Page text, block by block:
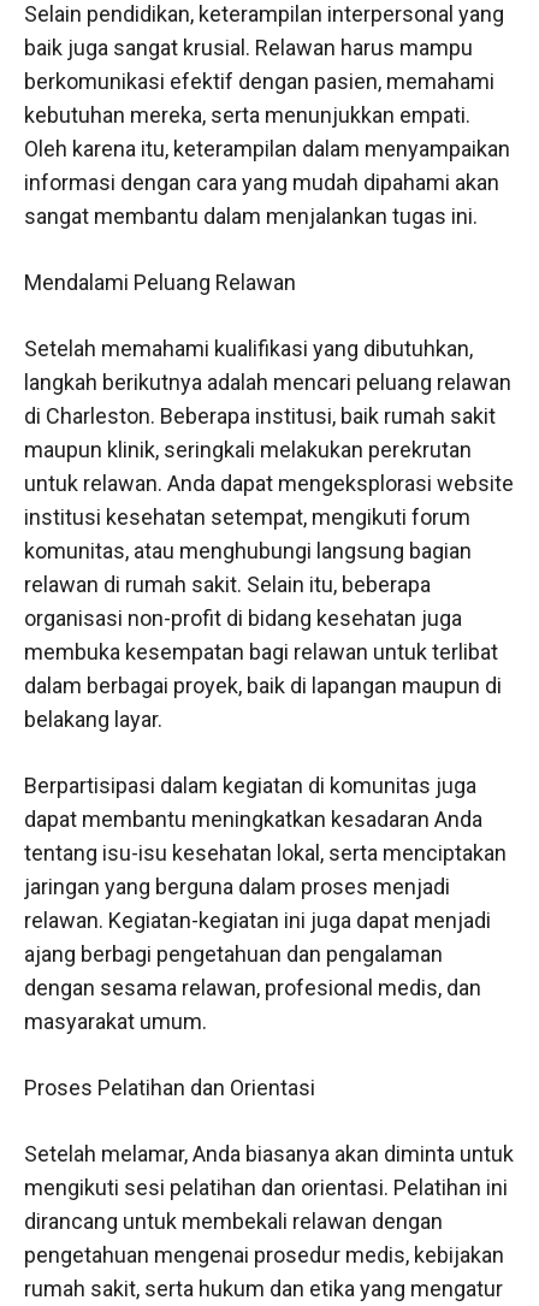
Selain pendidikan, keterampilan interpersonal yang
baik juga sangat krusial. Relawan harus mampu
berkomunikasi efektif dengan pasien, memahami
kebutuhan mereka, serta menunjukkan empati.
Oleh karena itu, keterampilan dalam menyampaikan
informasi dengan cara yang mudah dipahami akan
sangat membantu dalam menjalankan tugas ini.
Mendalami Peluang Relawan
Setelah memahami kualifikasi yang dibutuhkan,
langkah berikutnya adalah mencari peluang relawan
di Charleston. Beberapa institusi, baik rumah sakit
maupun klinik, seringkali melakukan perekrutan
untuk relawan. Anda dapat mengeksplorasi website
institusi kesehatan setempat, mengikuti forum
komunitas, atau menghubungi langsung bagian
relawan di rumah sakit. Selain itu, beberapa
organisasi non-profit di bidang kesehatan juga
membuka kesempatan bagi relawan untuk terlibat
dalam berbagai proyek, baik di lapangan maupun di
belakang layar.
Berpartisipasi dalam kegiatan di komunitas juga
dapat membantu meningkatkan kesadaran Anda
tentang isu-isu kesehatan lokal, serta menciptakan
jaringan yang berguna dalam proses menjadi
relawan. Kegiatan-kegiatan ini juga dapat menjadi
ajang berbagi pengetahuan dan pengalaman
dengan sesama relawan, profesional medis, dan
masyarakat umum.
Proses Pelatihan dan Orientasi
Setelah melamar, Anda biasanya akan diminta untuk
mengikuti sesi pelatihan dan orientasi. Pelatihan ini
dirancang untuk membekali relawan dengan
pengetahuan mengenai prosedur medis, kebijakan
rumah sakit, serta hukum dan etika yang mengatur